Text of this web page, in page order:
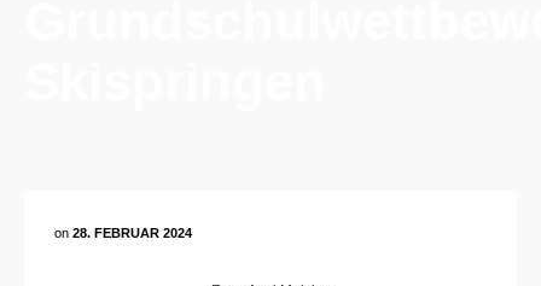
on 28. FEBRUAR 2024